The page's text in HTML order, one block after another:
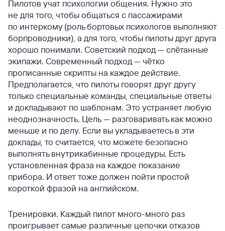
Пилотов учат психологии общения. Нужно это
не для того, чтобы общаться с пассажирами
по интеркому (роль бортовых психологов выполняют
борпроводники), а для того, чтобы пилоты друг друга
хорошо понимали. Советский подход — слётанные
экипажи. Современный подход — чётко
прописанные скрипты на каждое действие.
Предполагается, что пилоты говорят друг другу
только специальные команды, специальные ответы
и докладывают по шаблонам. Это устраняет любую
неоднозначность. Цель — разговаривать как можно
меньше и по делу. Если вы укладываетесь в эти
доклады, то считается, что можете безопасно
выполнять внутрикабинные процедуры. Есть
установленная фраза на каждое показание
прибора. И ответ тоже должен пойти простой
короткой фразой на английском.
Тренировки. Каждый пилот много-много раз
проигрывает самые различные цепочки отказов